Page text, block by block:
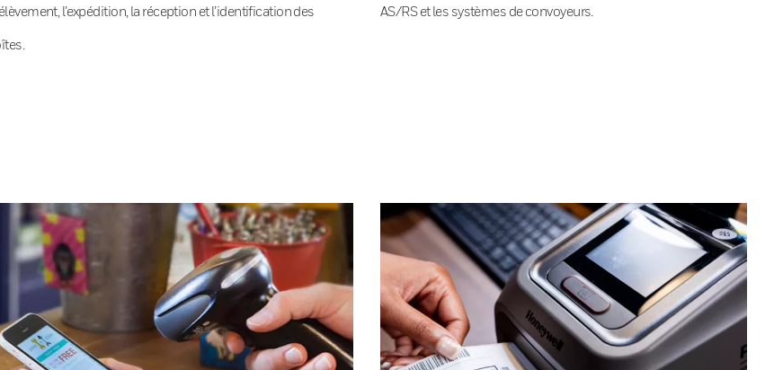
l’expédition, la réception et l’identification des AS/RS et les systèmes de convoyeurs.